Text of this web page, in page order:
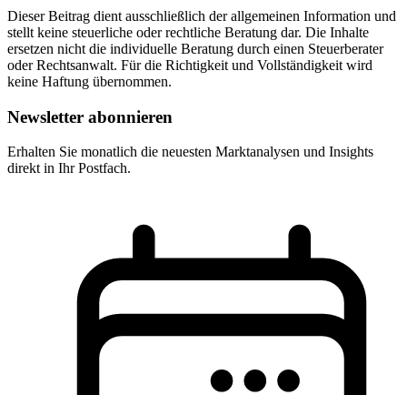
Dieser Beitrag dient ausschließlich der allgemeinen Information und
stellt keine steuerliche oder rechtliche Beratung dar. Die Inhalte
ersetzen nicht die individuelle Beratung durch einen Steuerberater
oder Rechtsanwalt. Für die Richtigkeit und Vollständigkeit wird
keine Haftung übernommen.
Newsletter abonnieren
Erhalten Sie monatlich die neuesten Marktanalysen und Insights
direkt in Ihr Postfach.